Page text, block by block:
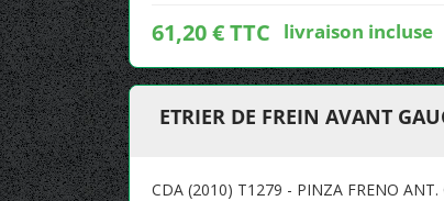
61,20 € TTC livraison incluse
ETRIER DE FREIN AVANT
CDA (2010) T1279 - PINZA FRENO ANT.